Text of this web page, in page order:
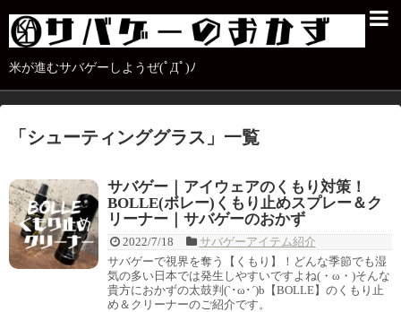
米が進むサバゲーしようぜ(ﾟДﾟ)ﾉ
「 シューティンググラス 」 一覧
サバゲー｜アイウェアのくもり対策！
BOLLE(ボレー)くもり止めスプレー＆ク
リーナー｜サバゲーのおかず
2022/7/18
サバゲーアイテム紹介
サバゲーで視界を奪う【くもり】！どんな季節でも湿
気の多い日本では発生しやすいですよね(・ω・)そんな
貴方におかずの太鼓判(`･ω･´)b【BOLLE】のくもり止
め＆クリーナーのご紹介です。